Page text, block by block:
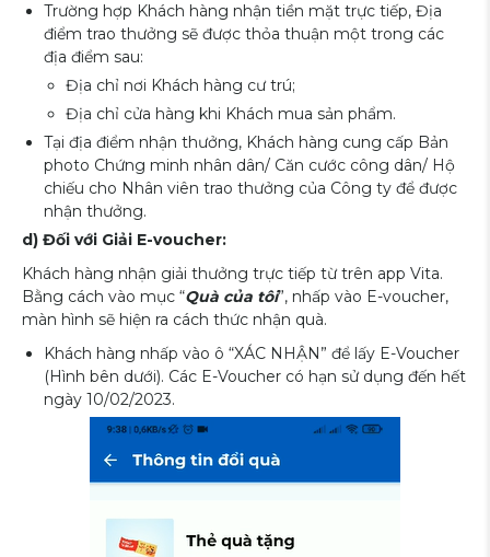
Trường hợp Khách hàng nhận tiền mặt trực tiếp, Địa
điểm trao thưởng sẽ được thỏa thuận một trong các
địa điểm sau:
Địa chỉ nơi Khách hàng cư trú;
Địa chỉ cửa hàng khi Khách mua sản phẩm.
Tại địa điểm nhận thưởng, Khách hàng cung cấp Bản
photo Chứng minh nhân dân/ Căn cước công dân/ Hộ
chiếu cho Nhân viên trao thưởng của Công ty để được
nhận thưởng.
d) Đối với Giải E-voucher:
Khách hàng nhận giải thưởng trực tiếp từ trên app Vita.
Bằng cách vào mục “Quà của tôi”, nhấp vào E-voucher,
màn hình sẽ hiện ra cách thức nhận quà.
Khách hàng nhấp vào ô “XÁC NHẬN” để lấy E-Voucher
(Hình bên dưới). Các E-Voucher có hạn sử dụng đến hết
ngày 10/02/2023.